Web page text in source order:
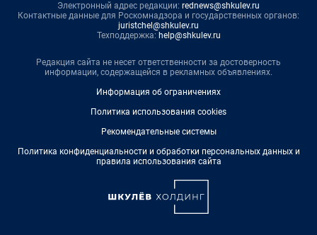
Электронный адрес редакции: rednews@shkulev.ru
Контактные данные для Роскомнадзора и государственных органов:
juristchel@shkulev.ru
Техподдержка: help@shkulev.ru
Редакция сайта не несет ответственности за достоверность
информации, содержащейся в рекламных объявлениях.
Информация об ограничениях
Политика использования cookies
Рекомендательные системы
Политика конфиденциальности и обработки персональных данных и
правила использования сайта